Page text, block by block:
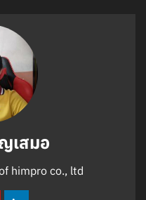
เสมอ
himpro co., ltd